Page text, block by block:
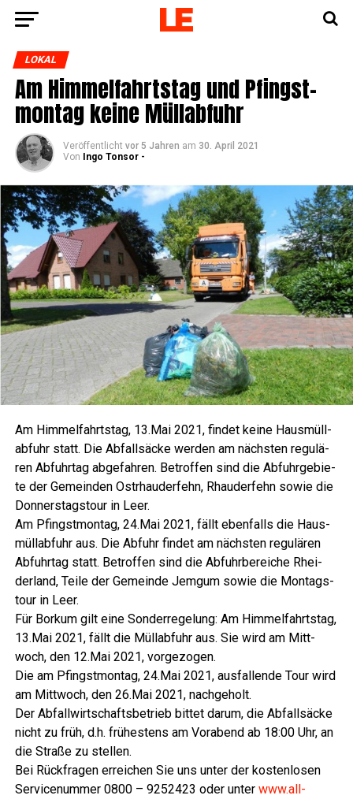
LOKAL
Am Him­mel­fahrts­tag und Pfingst­
mon­tag kei­ne Müllabfuhr
Veröffentlicht vor 5 Jahren am 30. April 2021
Von
Ingo Tonsor -
Am Him­mel­fahrts­tag, 13.Mai 2021, fin­det kei­ne Haus­müll­
ab­fuhr statt. Die Abfall­sä­cke wer­den am nächs­ten regu­lä­
ren Abfuhr­tag abge­fah­ren. Betrof­fen sind die Abfuhr­ge­bie­
te der Gemein­den Ost­rhau­der­fehn, Rhau­der­fehn sowie die
Don­ners­tags­tour in Leer.
Am Pfingst­mon­tag, 24.Mai 2021, fällt eben­falls die Haus­
müll­ab­fuhr aus. Die Abfuhr fin­det am nächs­ten regu­lä­ren
Abfuhr­tag statt. Betrof­fen sind die Abfuhr­be­rei­che Rhei­
der­land, Tei­le der Gemein­de Jem­gum sowie die Mon­tags­
tour in Leer.
Für Bor­kum gilt eine Son­der­re­ge­lung: Am Him­mel­fahrts­tag,
13.Mai 2021, fällt die Müll­ab­fuhr aus. Sie wird am Mitt­
woch, den 12.Mai 2021, vorgezogen.
Die am Pfingst­mon­tag, 24.Mai 2021, aus­fal­len­de Tour wird
am Mitt­woch, den 26.Mai 2021, nachgeholt.
Der Abfall­wirt­schafts­be­trieb bit­tet dar­um, die Abfall­sä­cke
nicht zu früh, d.h. frü­hes­tens am Vor­abend ab 18:00 Uhr, an
die Stra­ße zu stellen.
Bei Rück­fra­gen errei­chen Sie uns unter der kos­ten­lo­sen
Ser­vice­num­mer 0800 – 9252423 oder unter www.all-